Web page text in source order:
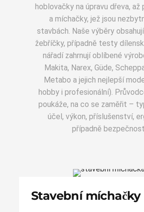
hoblovačky na úpravu dřeva, až
a míchačky, jež jsou
stavbách. Naše výběry
žebříčky, případně testy
nářadí zahrnují oblíbené
Makita, Narex, Güde,
Metabo a jejich nejlepší
hobby i profesionální).
poukáže, na co se zaměřit –
účel, výkon, příslušenství,
případně
Stavební míchačky